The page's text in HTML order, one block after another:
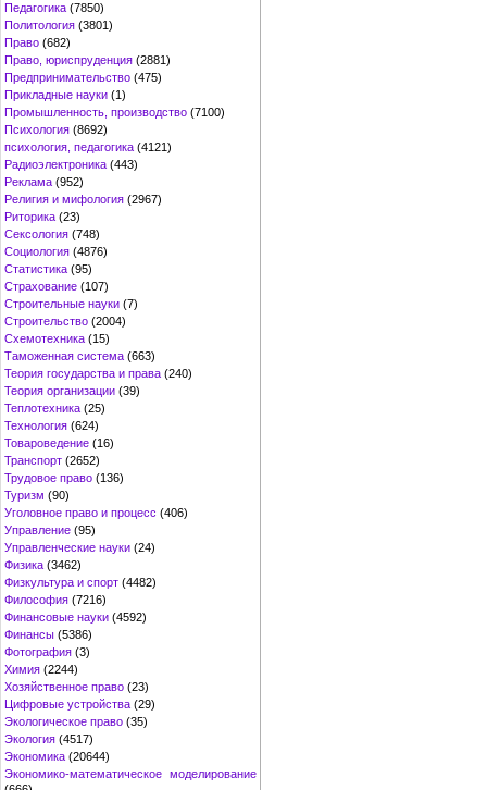
Педагогика (7850)
Политология (3801)
Право (682)
Право, юриспруденция (2881)
Предпринимательство (475)
Прикладные науки (1)
Промышленность, производство (7100)
Психология (8692)
психология, педагогика (4121)
Радиоэлектроника (443)
Реклама (952)
Религия и мифология (2967)
Риторика (23)
Сексология (748)
Социология (4876)
Статистика (95)
Страхование (107)
Строительные науки (7)
Строительство (2004)
Схемотехника (15)
Таможенная система (663)
Теория государства и права (240)
Теория организации (39)
Теплотехника (25)
Технология (624)
Товароведение (16)
Транспорт (2652)
Трудовое право (136)
Туризм (90)
Уголовное право и процесс (406)
Управление (95)
Управленческие науки (24)
Физика (3462)
Физкультура и спорт (4482)
Философия (7216)
Финансовые науки (4592)
Финансы (5386)
Фотография (3)
Химия (2244)
Хозяйственное право (23)
Цифровые устройства (29)
Экологическое право (35)
Экология (4517)
Экономика (20644)
Экономико-математическое моделирование